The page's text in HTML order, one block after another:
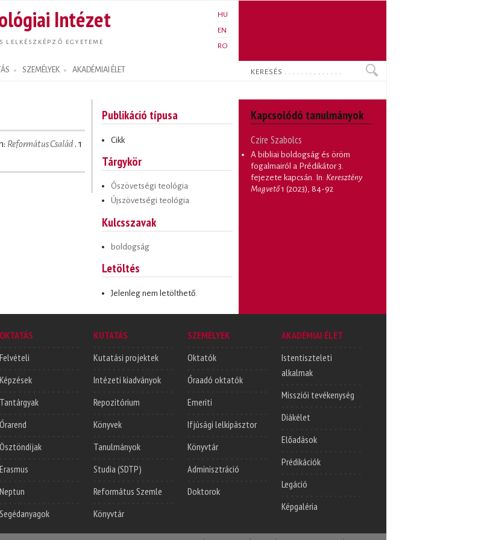
tartalomra
Intézet
EGYETEME
HU
EN
RO
SZEMÉLYEK AKADÉMIAI ÉLET Keresés
Református Család . 1
Publikáció típusa
Cikk
Tárgykör
Ószövetségi teológia
Újszövetségi teológia
Kulcsszavak
boldogság
Letöltés
Jelenleg nem letölthető.
Kapcsolódó tanulmányok
Czire Szabolcs
A bibliai boldogság és öröm
fogalmairól a Prédikátor 3.
fejezete kapcsán . In: Keresztény
Magvető1 (2023), 84-92
OKTATÁS
Felvételi
Képzések
Tantárgyak
Órarend
Ösztöndíjak
Erasmus
Neptun
Segédanyagok
KUTATÁS
Kutatási projektek
Intézeti kiadványok
Repozitórium
Könyvek
Tanulmányok
Studia (SDTP)
Református Szemle
Könyvtár
SZEMÉLYEK
Oktatók
Óraadó oktatók
Emeriti
Ifjúsági lelkipásztor
Könyvtár
Adminisztráció
Doktorok
AKADÉMIAI ÉLET
Istentiszteleti
alkalmak
Missziói tevékenység
Diákélet
Előadások
Prédikációk
Legáció
Képgaléria